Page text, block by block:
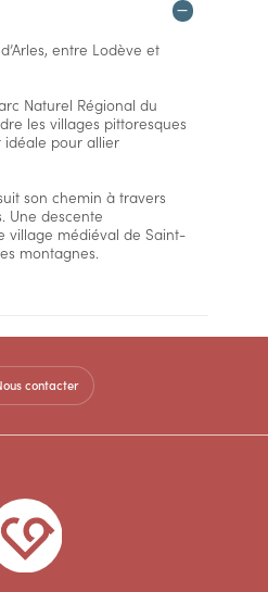
entre Lodève et
Naturel Régional du
les villages pittoresques
idéale pour allier
son chemin à travers
Une descente
village médiéval de Saint-
montagnes.
contacter